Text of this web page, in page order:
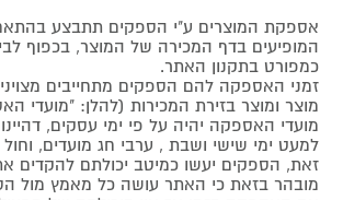
אספקת המוצרים ע"י הספקים תתבצע
המופיעים בדף המכירה של המוצר, בכפוף
כמפורט בתקנון האתר.
זמני האספקה להם הספקים מתחייבים
מוצר ומוצר בזירת המכירות (להלן: "מועדי
מועדי האספקה יהיה על פי ימי עסקים,
למעט ימי שישי ושבת , ערבי חג מועדים,
זאת, הספקים יעשו כמיטב יכולתם להקדים
מובהר בזאת כי האתר עושה כל מאמץ מול